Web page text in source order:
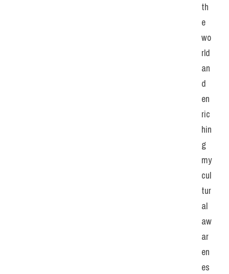
th
e
wo
rld
an
d
en
ric
hin
g
my
cul
tur
al
aw
ar
en
es